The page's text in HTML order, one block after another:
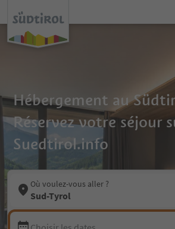
Hébergement au
Réservez votre séjour
Suedtirol.info
Où voulez-vous aller ?
Sud-Tyrol